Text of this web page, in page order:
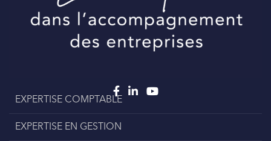
EXPERTISE COMPTABLE
EXPERTISE EN GESTION